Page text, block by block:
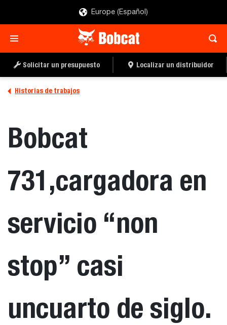
Europe (Español)
Solicitar un presupuesto Localizar un distribuidor
Historias de trabajos
Bobcat
731,cargadora en
servicio “non
stop” casi
uncuarto de siglo.